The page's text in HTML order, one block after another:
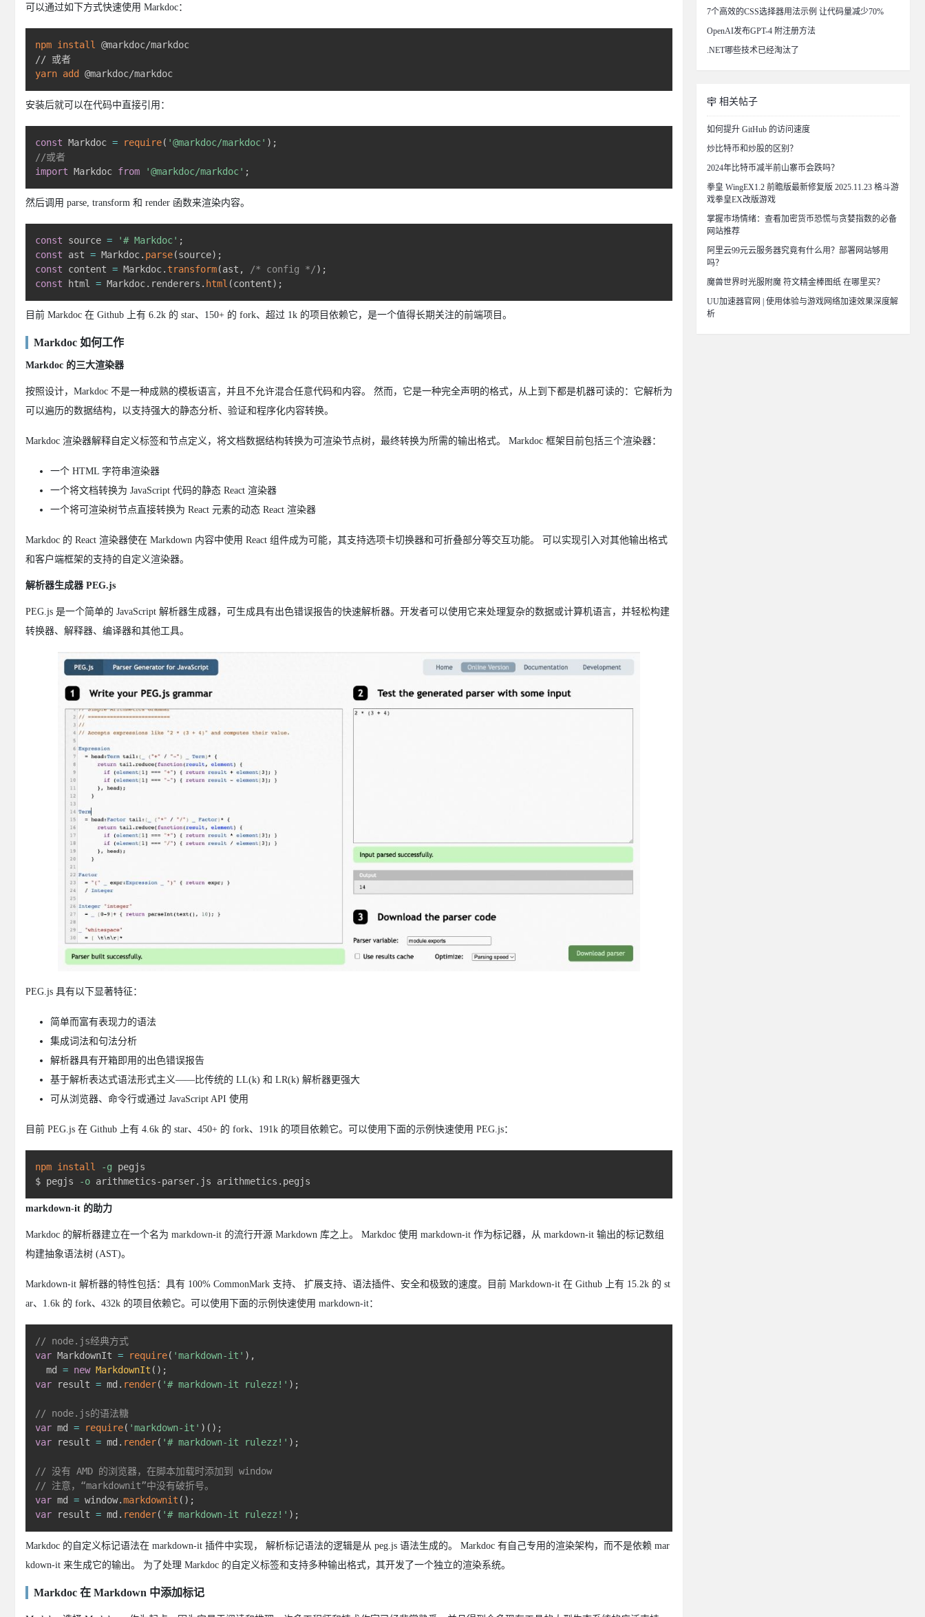
可以通过如下方式快速使用 Markdoc：
npm install @markdoc/markdoc
yarn add @markdoc/markdoc
安装后就可以在代码中直接引用：
const Markdoc = require( '@markdoc/markdoc' ) ;
//或者
import Markdoc from '@markdoc/markdoc' ;
然后调用 parse, transform 和 render 函数来渲染内容。
const source = '# Markdoc' ;
const ast = Markdoc. parse(source) ;
const content = Markdoc. transform(ast , /* config */) ;
const html = Markdoc. renderers . html (content) ;
目前 Markdoc 在 Github 上有 6.2k 的 star、150+ 的 fork、超过 1k 的项目依赖它，是一个值得长期关注的前端项目。
Markdoc 如何工作
Markdoc 的三大渲染器
按照设计，Markdoc 不是一种成熟的模板语言，并且不允许混合任意代码和内容。 然而，它是一种完全声明的格式，从上到下都是机器可读的：它解析为
可以遍历的数据结构，以支持强大的静态分析、验证和程序化内容转换。
Markdoc 渲染器解释自定义标签和节点定义，将文档数据结构转换为可渲染节点树，最终转换为所需的输出格式。 Markdoc 框架目前包括三个渲染器：
一个 HTML 字符串渲染器
一个将文档转换为 JavaScript 代码的静态 React 渲染器
一个将可渲染树节点直接转换为 React 元素的动态 React 渲染器
Markdoc 的 React 渲染器使在 Markdown 内容中使用 React 组件成为可能，其支持选项卡切换器和可折叠部分等交互功能。 可以实现引入对其他输出格式
和客户端框架的支持的自定义渲染器。
解析器生成器 PEG.js
PEG.js 是一个简单的 JavaScript 解析器生成器，可生成具有出色错误报告的快速解析器。开发者可以使用它来处理复杂的数据或计算机语言，并轻松构建
转换器、解释器、编译器和其他工具。
PEG.js 具有以下显著特征：
简单而富有表现力的语法
集成词法和句法分析
解析器具有开箱即用的出色错误报告
基于解析表达式语法形式主义——比传统的 LL(k) 和 LR(k) 解析器更强大
可从浏览器、命令行或通过 JavaScript API 使用
目前 PEG.js 在 Github 上有 4.6k 的 star、450+ 的 fork、191k 的项目依赖它。可以使用下面的示例快速使用 PEG.js：
npm install -g pegjs
$ pegjs
-o arithmetics-parser.js arithmetics.pegjs
markdown-it 的助力
Markdoc 的解析器建立在一个名为 markdown-it 的流行开源 Markdown 库之上。 Markdoc 使用 markdown-it 作为标记器，从 markdown-it 输出的标记数组
构建抽象语法树 (AST)。
Markdown-it 解析器的特性包括：具有 100% CommonMark 支持、 扩展支持、语法插件、安全和极致的速度。目前 Markdown-it 在 Github 上有 15.2k 的 st
ar、1.6k 的 fork、432k 的项目依赖它。可以使用下面的示例快速使用 markdown-it：
// node.js经典方式
var MarkdownIt = require( 'markdown-it' ) ,
  md
= new MarkdownIt ( ) ;
var result = md . render( '# markdown-it rulezz!' ) ;
// node.js的语法糖
var md = require( 'markdown-it' ) ( ) ;
var result = md . render( '# markdown-it rulezz!' ) ;
// 没有 AMD 的浏览器，在脚本加载时添加到 window
// 注意，“markdownit”中没有破折号。
var md = window.markdownit ( ) ;
var result = md . render( '# markdown-it rulezz!' ) ;
Markdoc 的自定义标记语法在 markdown-it 插件中实现， 解析标记语法的逻辑是从 peg.js 语法生成的。 Markdoc 有自己专用的渲染架构，而不是依赖 mar
kdown-it 来生成它的输出。 为了处理 Markdoc 的自定义标签和支持多种输出格式，其开发了一个独立的渲染系统。
Markdoc 在 Markdown 中添加标记
7个高效的CSS选择器用法示例 让代码量减少70%
OpenAI发布GPT-4 附注册方法
.NET哪些技术已经淘汰了
相关帖子
如何提升 GitHub 的访问速度
炒比特币和炒股的区别？
2024年比特币减半前山寨币会跌吗？
拳皇 WingEX1.2 前瞻版最新修复版 2025.11.23 格斗游
戏拳皇EX改版游戏
掌握市场情绪：查看加密货币恐慌与贪婪指数的必备
网站推荐
阿里云99元云服务器究竟有什么用？部署网站够用
吗？
魔兽世界时光服附魔 符文精金棒图纸 在哪里买？
UU加速器官网 | 使用体验与游戏网络加速效果深度解
析